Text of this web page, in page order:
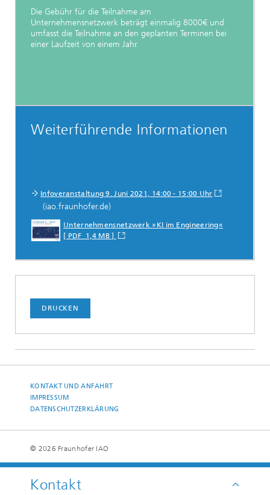
Die Gebühr für die Teilnahme am
Unternehmensnetzwerk beträgt einmalig 8000€ und
umfasst die Teilnahme an den geplanten Terminen bei
einer Laufzeit von einem Jahr.
Weiterführende Informationen
Infoveranstaltung 9. Juni 2021, 14:00 - 15:00 Uhr
(iao.fraunhofer.de)
Unternehmensnetzwerk »KI im Engineering«
[ PDF 1,4 MB ]
Kontakt
DRUCKEN
KONTAKT UND ANFAHRT
IMPRESSUM
DATENSCHUTZERKLÄRUNG
© 2026 Fraunhofer IAO